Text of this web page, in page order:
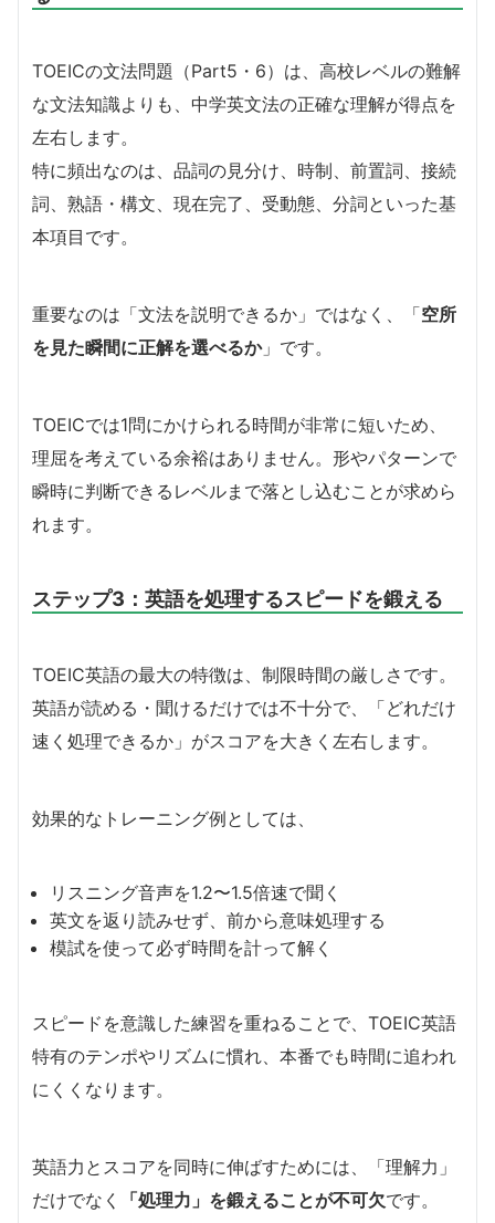
TOEICの文法問題（Part5・6）は、高校レベルの難解
な文法知識よりも、中学英文法の正確な理解が得点を
左右します。
特に頻出なのは、品詞の見分け、時制、前置詞、接続
詞、熟語・構文、現在完了、受動態、分詞といった基
本項目です。
重要なのは「文法を説明できるか」ではなく、「空所
を見た瞬間に正解を選べるか」です。
TOEICでは1問にかけられる時間が非常に短いため、
理屈を考えている余裕はありません。形やパターンで
瞬時に判断できるレベルまで落とし込むことが求めら
れます。
ステップ3：英語を処理するスピードを鍛える
TOEIC英語の最大の特徴は、制限時間の厳しさです。
英語が読める・聞けるだけでは不十分で、「どれだけ
速く処理できるか」がスコアを大きく左右します。
効果的なトレーニング例としては、
リスニング音声を1.2〜1.5倍速で聞く
英文を返り読みせず、前から意味処理する
模試を使って必ず時間を計って解く
スピードを意識した練習を重ねることで、TOEIC英語
特有のテンポやリズムに慣れ、本番でも時間に追われ
にくくなります。
英語力とスコアを同時に伸ばすためには、「理解力」
だけでなく
「処理力」を鍛えることが不可欠です。